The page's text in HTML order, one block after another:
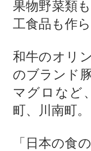
果物野菜類
工食品も作
和牛のオリ
のブランド
マグロなど
町、川南町。
「日本の食